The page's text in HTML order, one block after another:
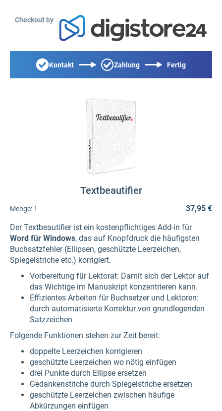
Checkout by
Kontakt Zahlung Fertig
Textbeautifier
Menge: 1
37,95 €
Der Textbeautifier ist ein kostenpflichtiges Add-in für
Word für Windows, das auf Knopfdruck die häufigsten
Buchsatzfehler (Ellipsen, geschützte Leerzeichen,
Spiegelstriche etc.) korrigiert.
Vorbereitung für Lektorat: Damit sich der Lektor auf
das Wichtige im Manuskript konzentrieren kann.
Effizientes Arbeiten für Buchsetzer und Lektoren:
durch automatisierte Korrektur von grundlegenden
Satzzeichen
Folgende Funktionen stehen zur Zeit bereit:
doppelte Leerzeichen korrigieren
geschützte Leerzeichen wo nötig einfügen
drei Punkte durch Ellipse ersetzen
Gedankenstriche durch Spiegelstriche ersetzen
geschützte Leerzeichen zwischen häufige
Abkürzungen einfügen